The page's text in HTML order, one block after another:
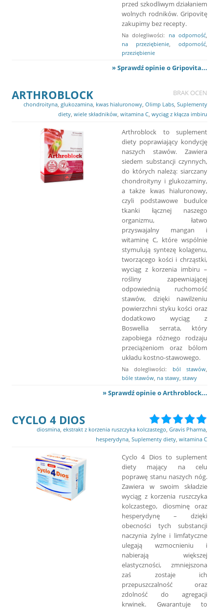
przed szkodliwym działaniem
wolnych rodników. Gripovitę
zakupimy bez recepty.
Na dolegliwości: na odporność
na przeziębienie
odporność
przeziębienie
» Sprawdź opinie o Gripovita...
ARTHROBLOCK BRAK OCEN
chondroityna glukozamina kwas hialuronowy Olimp Labs Suplementy
diety wiele składników witamina C wyciąg z kłącza imbiru
Arthroblock to suplement
diety poprawiający kondycję
naszych stawów. Zawiera
siedem substancji czynnych,
do których należą: siarczany
chondroityny i glukozaminy,
a także kwas hialuronowy,
czyli podstawowe budulce
tkanki łącznej naszego
organizmu, łatwo
przyswajalny mangan i
witaminę C, które wspólnie
stymulują syntezę kolagenu,
tworzącego kości i chrząstki,
wyciąg z korzenia imbiru –
rośliny zapewniającej
odpowiednią ruchomość
stawów, dzięki nawilżeniu
powierzchni styku kości oraz
dodatkowo wyciąg z
Boswellia serrata, który
zapobiega różnego rodzaju
przeciążeniom oraz bólom
układu kostno-stawowego.
Na dolegliwości: ból stawów
bóle stawów na stawy stawy
» Sprawdź opinie o Arthroblock...
CYCLO 4 DIOS
diosmina ekstrakt z korzenia ruszczyka kolczastego Gravis Pharma
hesperydyna Suplementy diety witamina C
Cyclo 4 Dios to suplement
diety mający na celu
poprawę stanu naszych nóg.
Zawiera w swoim składzie
wyciąg z korzenia ruszczyka
kolczastego, diosminę oraz
hesperydynę – dzięki
obecności tych substancji
naczynia żylne i limfatyczne
ulegają wzmocnieniu i
nabierają większej
elastyczności, zmniejszona
zaś zostaje ich
przepuszczalność oraz
zdolność do agregacji
krwinek. Gwarantuje to